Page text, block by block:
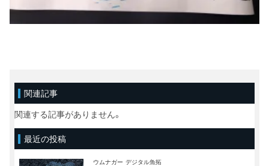
関連記事
関連する記事がありません。
最近の投稿
ウムナガー デジタル魚拓